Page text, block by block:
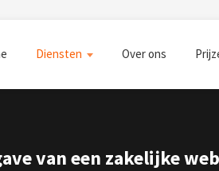
Diensten Over ons
van een zakelijke